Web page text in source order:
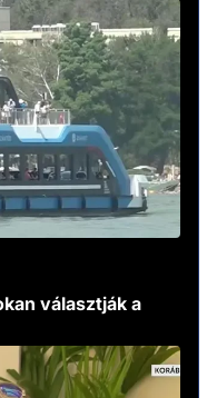
választják a